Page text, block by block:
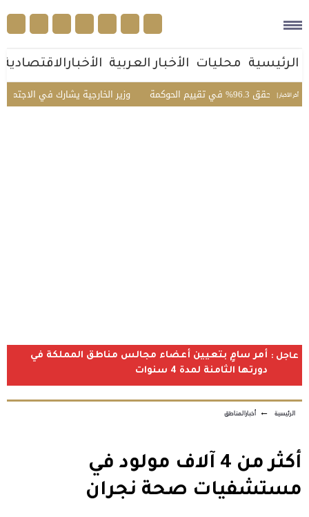
الرئيسية محليات الأخبار العربية الأخبارالاقتصادية
أخر الأخبار | وزير الخارجية يشارك في الاجتماع الحوكمة
عاجل : أمر سامٍ بتعيين أعضاء مجالس مناطق المملكة في
دورتها الثامنة لمدة 4 سنوات
الرئيسية ← أخبارالمناطق
أكثر من 4 آلاف مولود في
مستشفيات صحة نجران